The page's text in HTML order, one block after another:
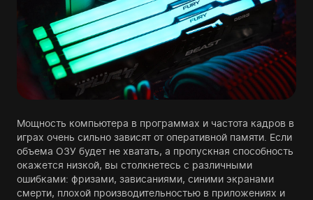
Мощность компьютера в программах и частота кадров в
играх очень сильно зависят от оперативной памяти. Если
объема ОЗУ будет не хватать, а пропускная способность
окажется низкой, вы столкнетесь с различными
ошибками: фризами, зависаниями, синими экранами
смерти, плохой производительностью в приложениях и